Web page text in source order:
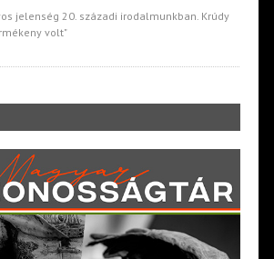
jelenség 20. századi irodalmunkban. Krúdy
volt"